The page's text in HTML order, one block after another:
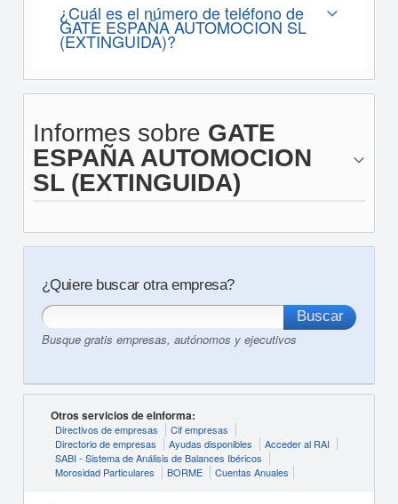
¿Cuál es el número de teléfono de
GATE ESPAÑA AUTOMOCION SL
(EXTINGUIDA)?
Informes sobre GATE
ESPAÑA AUTOMOCION
SL (EXTINGUIDA)
¿Quiere buscar otra empresa?
Busque gratis empresas, autónomos y ejecutivos
Otros servicios de eInforma:
Directivos de empresas
Cif empresas
Directorio de empresas
Ayudas disponibles
Acceder al RAI
SABI - Sistema de Análisis de Balances Ibéricos
Morosidad Particulares
BORME Cuentas Anuales